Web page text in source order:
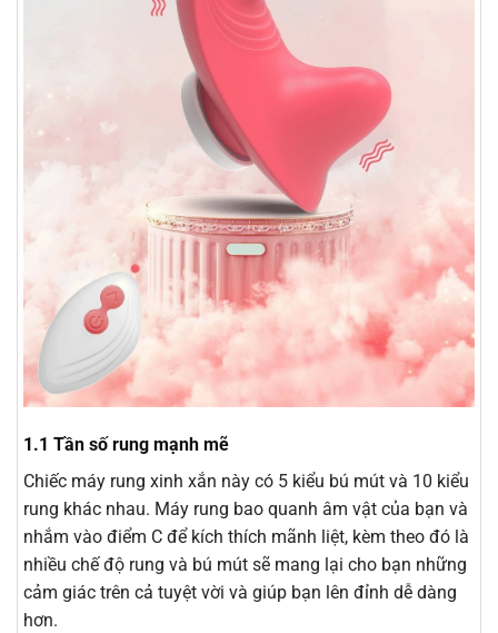
1.1 Tần số rung mạnh mẽ
Chiếc máy rung xinh xắn này có 5 kiểu bú mút và 10 kiểu
rung khác nhau. Máy rung bao quanh âm vật của bạn và
nhắm vào điểm C để kích thích mãnh liệt, kèm theo đó là
nhiều chế độ rung và bú mút sẽ mang lại cho bạn những
cảm giác trên cả tuyệt vời và giúp bạn lên đỉnh dễ dàng
hơn.